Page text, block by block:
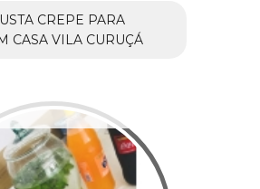
CREPE PARA
CASA VILA CURUÇÁ